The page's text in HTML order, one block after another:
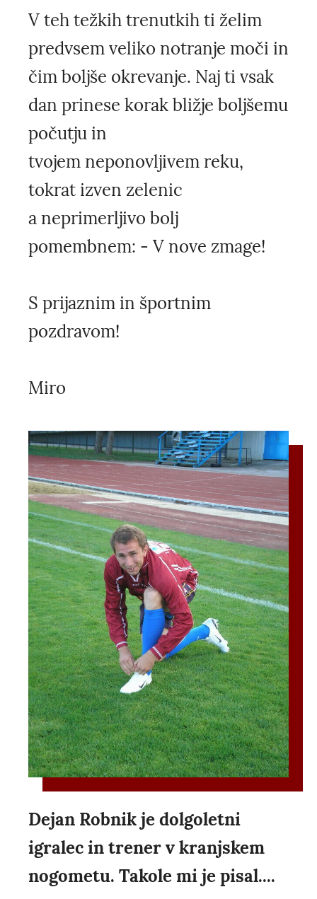
V teh težkih trenutkih ti želim
predvsem veliko notranje moči in
čim boljše okrevanje. Naj ti vsak
dan prinese korak bližje boljšemu
počutju in
tvojem neponovljivem reku,
tokrat izven zelenic
a neprimerljivo bolj
pomembnem: - V nove zmage!
S prijaznim in športnim
pozdravom!
Miro
Dejan Robnik je dolgoletni
igralec in trener v kranjskem
nogometu. Takole mi je pisal....